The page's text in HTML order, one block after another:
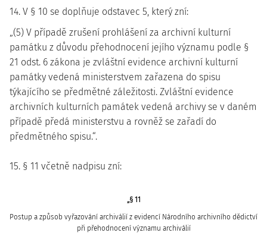
14. V § 10 se doplňuje odstavec 5, který zní:
„(5) V případě zrušení prohlášení za archivní kulturní
památku z důvodu přehodnocení jejího významu podle §
21 odst. 6 zákona je zvláštní evidence archivní kulturní
památky vedená ministerstvem zařazena do spisu
týkajícího se předmětné záležitosti. Zvláštní evidence
archivních kulturních památek vedená archivy se v daném
případě předá ministerstvu a rovněž se zařadí do
předmětného spisu.“.
15. § 11 včetně nadpisu zní:
„§ 11
Postup a způsob vyřazování archiválií z evidencí Národního archivního dědictví
při přehodnocení významu archiválií